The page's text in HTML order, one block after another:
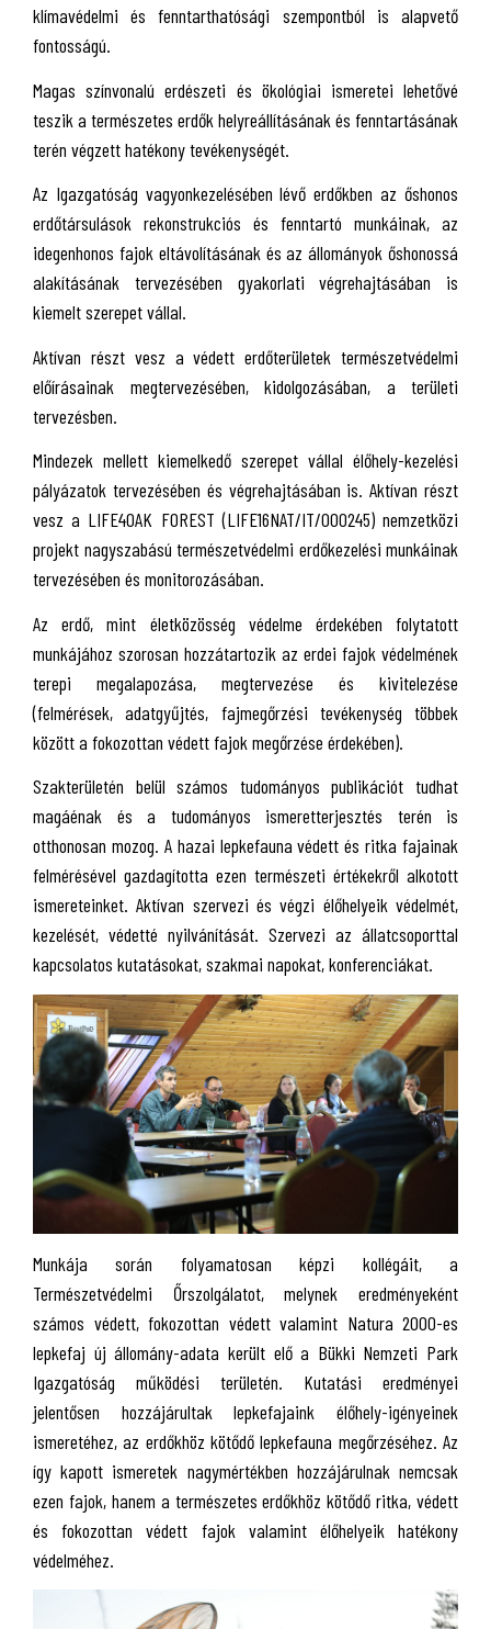
klímavédelmi és fenntarthatósági szempontból is alapvető
fontosságú.
Magas színvonalú erdészeti és ökológiai ismeretei lehetővé
teszik a természetes erdők helyreállításának és fenntartásának
terén végzett hatékony tevékenységét.
Az Igazgatóság vagyonkezelésében lévő erdőkben az őshonos
erdőtársulások rekonstrukciós és fenntartó munkáinak, az
idegenhonos fajok eltávolításának és az állományok őshonossá
alakításának tervezésében gyakorlati végrehajtásában is
kiemelt szerepet vállal.
Aktívan részt vesz a védett erdőterületek természetvédelmi
előírásainak megtervezésében, kidolgozásában, a területi
tervezésben.
Mindezek mellett kiemelkedő szerepet vállal élőhely-kezelési
pályázatok tervezésében és végrehajtásában is. Aktívan részt
vesz a LIFE4OAK FOREST (LIFE16NAT/IT/000245) nemzetközi
projekt nagyszabású természetvédelmi erdőkezelési munkáinak
tervezésében és monitorozásában.
Az erdő, mint életközösség védelme érdekében folytatott
munkájához szorosan hozzátartozik az erdei fajok védelmének
terepi megalapozása, megtervezése és kivitelezése
(felmérések, adatgyűjtés, fajmegőrzési tevékenység többek
között a fokozottan védett fajok megőrzése érdekében).
Szakterületén belül számos tudományos publikációt tudhat
magáénak és a tudományos ismeretterjesztés terén is
otthonosan mozog. A hazai lepkefauna védett és ritka fajainak
felmérésével gazdagította ezen természeti értékekről alkotott
ismereteinket. Aktívan szervezi és végzi élőhelyeik védelmét,
kezelését, védetté nyilvánítását. Szervezi az állatcsoporttal
kapcsolatos kutatásokat, szakmai napokat, konferenciákat.
Munkája során folyamatosan képzi kollégáit, a
Természetvédelmi Őrszolgálatot, melynek eredményeként
számos védett, fokozottan védett valamint Natura 2000-es
lepkefaj új állomány-adata került elő a Bükki Nemzeti Park
Igazgatóság működési területén. Kutatási eredményei
jelentősen hozzájárultak lepkefajaink élőhely-igényeinek
ismeretéhez, az erdőkhöz kötődő lepkefauna megőrzéséhez. Az
így kapott ismeretek nagymértékben hozzájárulnak nemcsak
ezen fajok, hanem a természetes erdőkhöz kötődő ritka, védett
és fokozottan védett fajok valamint élőhelyeik hatékony
védelméhez.